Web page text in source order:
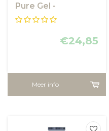
Pure Gel -
Reinigingsgel met
€24,85
Meer info